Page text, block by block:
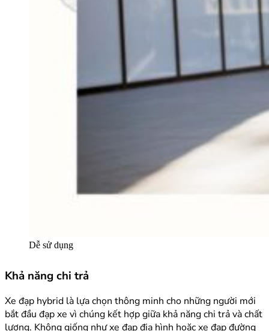
Dễ sử dụng
Khả năng chi trả
Xe đạp hybrid là lựa chọn thông minh cho những người mới
bắt đầu đạp xe vì chúng kết hợp giữa khả năng chi trả và chất
lượng. Không giống như xe đạp địa hình hoặc xe đạp đường